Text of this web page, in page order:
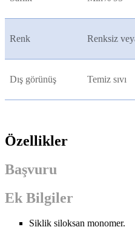
Renk Renksiz
Dış görünüş Temiz sıvı
Özellikler
Başvuru
Ek Bilgiler
Siklik siloksan monomer.